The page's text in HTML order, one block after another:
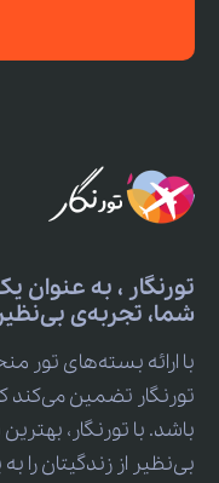
تورنگار ، به عنوان
شما، تجربه‌ی
با ارائه بسته‌های تور
تورنگار تضمین
باشد. با تورنگار،
بی‌نظیر از زندگیتان را